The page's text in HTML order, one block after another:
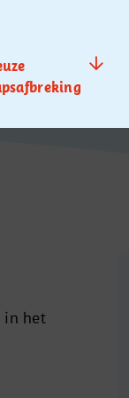
in het